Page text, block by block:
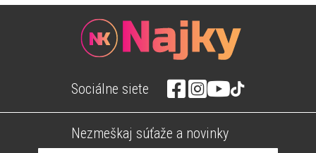
Sociálne siete
Nezmeškaj súťaže a novinky